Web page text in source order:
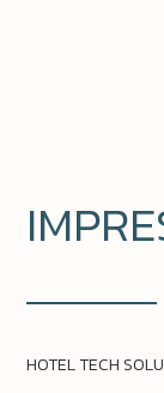
HOTEL TECH